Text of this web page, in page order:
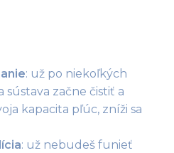
: už po niekoľkých
sústava začne čistiť a
kapacita pľúc, zníži sa
: už nebudeš funieť